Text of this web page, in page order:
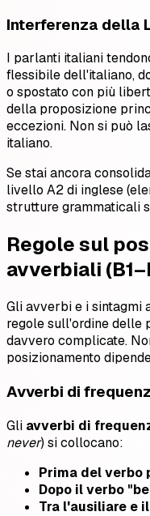
Interferenza della
I parlanti italiani
flessibile dell'italiano,
o spostato con più
della proposizione
eccezioni. Non si può
italiano.
Se stai ancora
livello A2 di inglese
strutture grammaticali
Regole sul
avverbiali
Gli avverbi e i sintagmi
regole sull'ordine delle
davvero complicate.
posizionamento
Avverbi di
Gli avverbi di
never) si collocano:
Prima del verbo
Dopo il verbo
Tra l'ausiliare e